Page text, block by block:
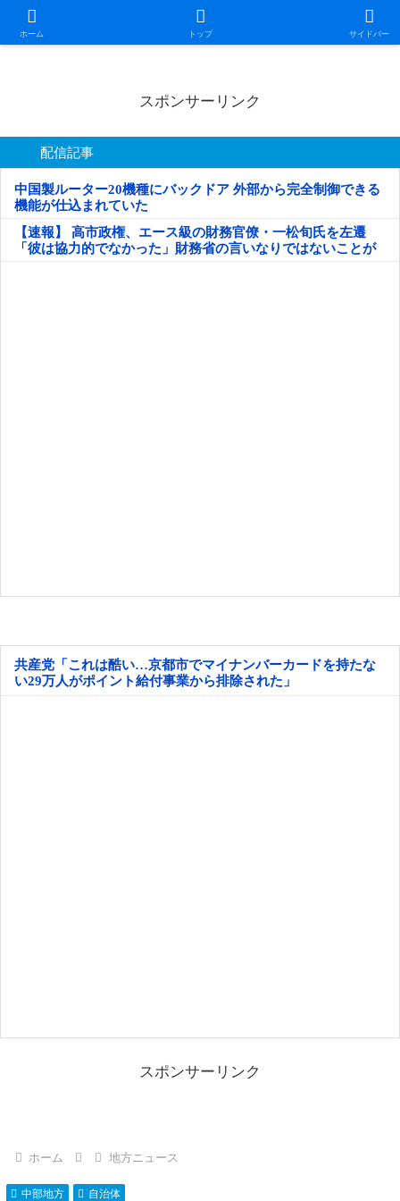
ホーム トップ サイドバー
日本第一！ニュース録
スポンサーリンク
配信記事
中国製ルーター20機種にバックドア 外部から完全制御できる
機能が仕込まれていた
【速報】 高市政権、エース級の財務官僚・一松旬氏を左遷
「彼は協力的でなかった」財務省の言いなりではないことが
判明
共産党「これは酷い…京都市でマイナンバーカードを持たな
い29万人がポイント給付事業から排除された」
スポンサーリンク
ホーム 地方ニュース
中部地方 自治体